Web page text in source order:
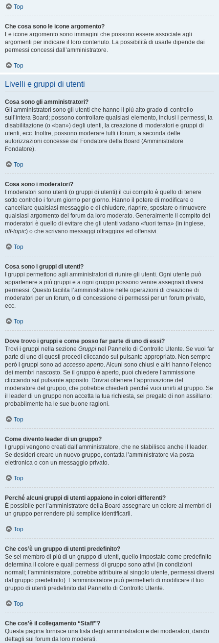
Top
Che cosa sono le icone argomento?
Le icone argomento sono immagini che possono essere associate agli
argomenti per indicare il loro contenuto. La possibilità di usarle dipende dai
permessi concessi dall’amministratore.
Top
Livelli e gruppi di utenti
Cosa sono gli amministratori?
Gli amministratori sono gli utenti che hanno il più alto grado di controllo
sull’intera Board; possono controllare qualsiasi elemento, inclusi i permessi, la
disabilitazione (o «ban») degli utenti, la creazione di moderatori e gruppi di
utenti, ecc. Inoltre, possono moderare tutti i forum, a seconda delle
autorizzazioni concesse dal Fondatore della Board (Amministratore
Fondatore).
Top
Cosa sono i moderatori?
I moderatori sono utenti (o gruppi di utenti) il cui compito è quello di tenere
sotto controllo i forum giorno per giorno. Hanno il potere di modificare o
cancellare qualsiasi messaggio e di chiudere, riaprire, spostare o rimuovere
qualsiasi argomento del forum da loro moderato. Generalmente il compito dei
moderatori è quello di evitare che gli utenti vadano «fuori tema» (in inglese,
off-topic) o che scrivano messaggi oltraggiosi ed offensivi.
Top
Cosa sono i gruppi di utenti?
I gruppi permettono agli amministratori di riunire gli utenti. Ogni utente può
appartenere a più gruppi e a ogni gruppo possono venire assegnati diversi
permessi. Questo facilita l’amministratore nelle operazioni di creazione di
moderatori per un forum, o di concessione di permessi per un forum privato,
ecc.
Top
Dove trovo i gruppi e come posso far parte di uno di essi?
Trovi i gruppi nella sezione Gruppi nel Pannello di Controllo Utente. Se vuoi far
parte di uno di questi procedi cliccando sul pulsante appropriato. Non sempre
però i gruppi sono ad accesso aperto. Alcuni sono chiusi e altri hanno l’elenco
dei membri nascosto. Se il gruppo è aperto, puoi chiedere l’ammissione
cliccando sul pulsante apposito. Dovrai ottenere l’approvazione del
moderatore del gruppo, che potrebbe chiederti perché vuoi unirti al gruppo. Se
il leader di un gruppo non accetta la tua richiesta, sei pregato di non assillarlo:
probabilmente ha le sue buone ragioni.
Top
Come divento leader di un gruppo?
I gruppi vengono creati dall’amministratore, che ne stabilisce anche il leader.
Se desideri creare un nuovo gruppo, contatta l’amministratore via posta
elettronica o con un messaggio privato.
Top
Perché alcuni gruppi di utenti appaiono in colori differenti?
È possibile per l’amministratore della Board assegnare un colore ai membri di
un gruppo per rendere più semplice identificarli.
Top
Che cos’è un gruppo di utenti predefinito?
Se sei membro di più di un gruppo di utenti, quello impostato come predefinito
determina il colore e quali permessi di gruppo sono attivi (in condizioni
normali; l’amministratore, potrebbe attribuire al singolo utente, permessi diversi
dal gruppo predefinito). L’amministratore può permetterti di modificare il tuo
gruppo di utenti predefinito dal Pannello di Controllo Utente.
Top
Che cos’è il collegamento “Staff”?
Questa pagina fornisce una lista degli amministratori e dei moderatori, dando
dettagli sui forum da loro moderati.